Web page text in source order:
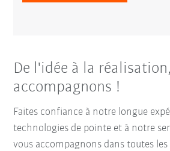
De l'idée à la
accompagnons !
Faites confiance à notre longue
technologies de pointe et à notre
vous accompagnons dans toutes